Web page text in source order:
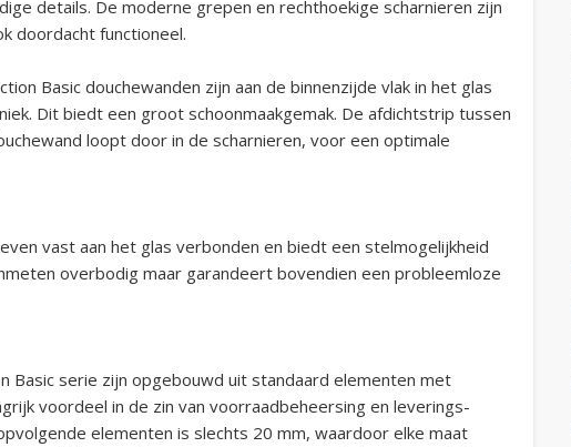
details. De moderne grepen en rechthoekige scharnieren zijn
doordacht functioneel.
Basic douchewanden zijn aan de binnenzijde vlak in het glas
Dit biedt een groot schoonmaakgemak. De afdichtstrip tussen
loopt door in de scharnieren, voor een optimale
vast aan het glas verbonden en biedt een stelmogelijkheid
overbodig maar garandeert bovendien een probleemloze
Basic serie zijn opgebouwd uit standaard elementen met
voordeel in de zin van voorraadbeheersing en leverings-
elementen is slechts 20 mm, waardoor elke maat